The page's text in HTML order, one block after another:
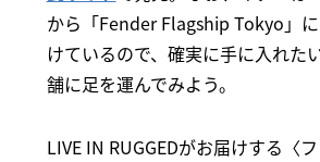
から「Fender Flagship Tokyo」
けているので、確実に手に入れた
舗に足を運んでみよう。
LIVE IN RUGGEDがお届けする〈